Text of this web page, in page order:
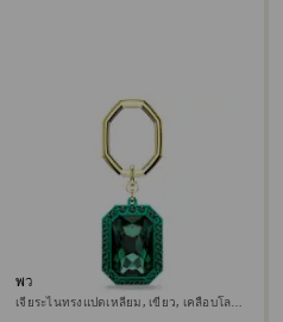
พวงกุญแจ
เจียระไนทรงแปดเหลี่ยม, เขียว, เคลือบโลหะ